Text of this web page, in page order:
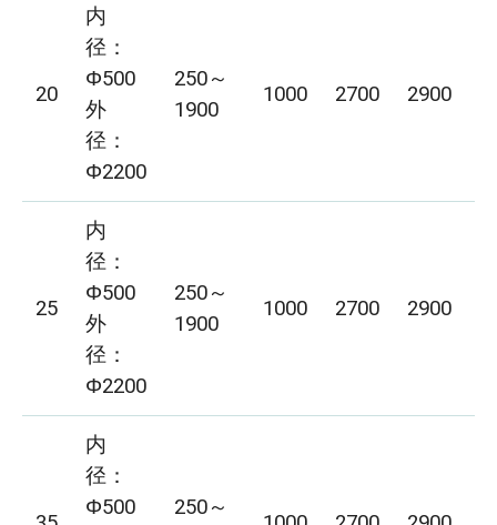
20
内
径：
Φ500
外
径：
Φ2200
250～
1900
1000 2700 2900
25
内
径：
Φ500
外
径：
Φ2200
250～
1900
1000 2700 2900
内
径：
Φ500
250～